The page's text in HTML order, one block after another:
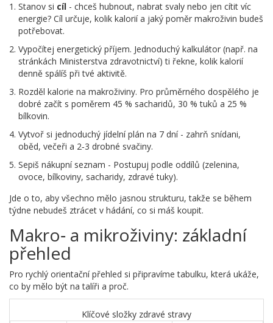
Stanov si cíl - chceš hubnout, nabrat svaly nebo jen cítit víc
energie? Cíl určuje, kolik kalorií a jaký poměr makroživin budeš
potřebovat.
Vypočítej energetický příjem. Jednoduchý kalkulátor (např. na
stránkách Ministerstva zdravotnictví) ti řekne, kolik kalorií
denně spálíš při tvé aktivitě.
Rozděl kalorie na makroživiny. Pro průměrného dospělého je
dobré začít s poměrem 45 % sacharidů, 30 % tuků a 25 %
bílkovin.
Vytvoř si jednoduchý jídelní plán na 7 dní - zahrň snídani,
oběd, večeři a 2‑3 drobné svačiny.
Sepiš nákupní seznam - Postupuj podle oddílů (zelenina,
ovoce, bílkoviny, sacharidy, zdravé tuky).
Jde o to, aby všechno mělo jasnou strukturu, takže se během
týdne nebudeš ztrácet v hádání, co si máš koupit.
Makro‑ a mikroživiny: základní
přehled
Pro rychlý orientační přehled si připravíme tabulku, která ukáže,
co by mělo být na talíři a proč.
Klíčové složky zdravé stravy